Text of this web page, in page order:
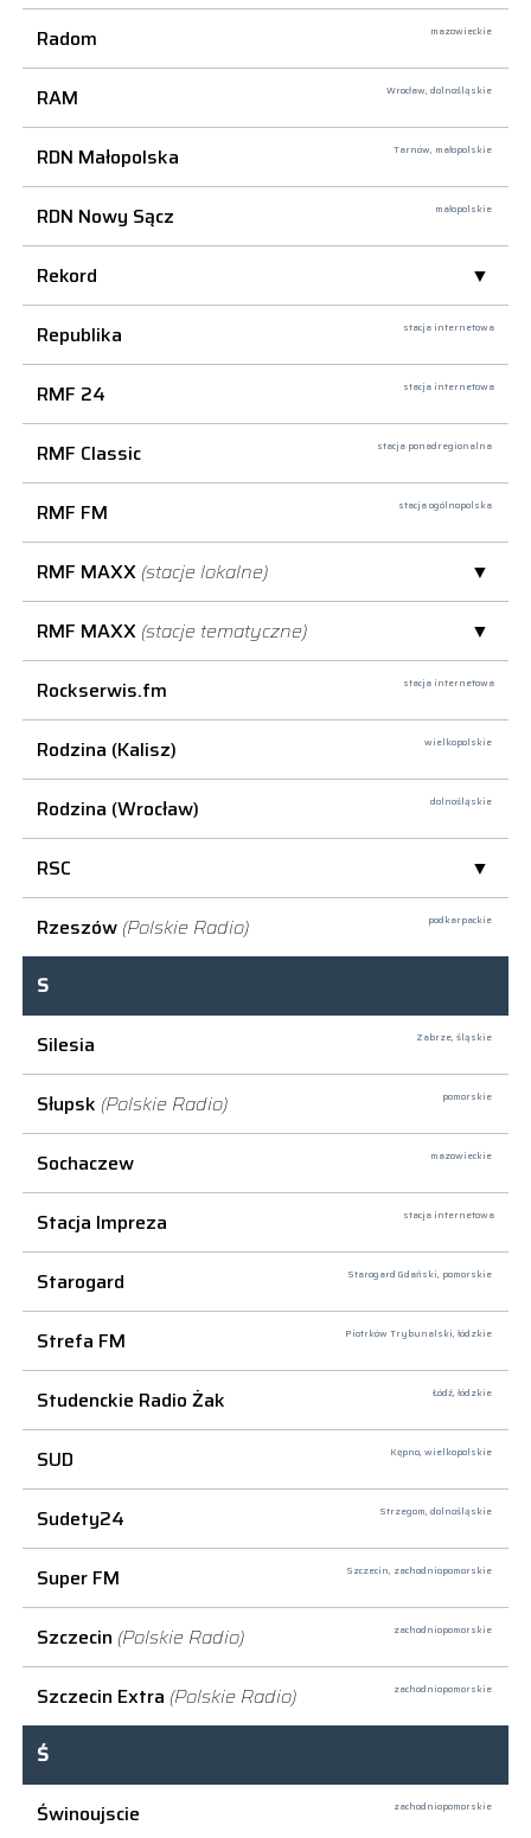
Radom mazowieckie
RAM Wrocław, dolnośląskie
RDN Małopolska Tarnów, małopolskie
RDN Nowy Sącz małopolskie
Rekord
Republika
stacja internetowa
RMF 24 stacja internetowa
RMF Classic stacja ponadregionalna
RMF FM stacja ogólnopolska
RMF MAXX (stacje lokalne)
RMF MAXX (stacje tematyczne)
Rockserwis.fm
stacja internetowa
Rodzina (Kalisz) wielkopolskie
Rodzina (Wrocław) dolnośląskie
RSC
Rzeszów (Polskie Radio) podkarpackie
S
Silesia
Zabrze, śląskie
Słupsk (Polskie Radio) pomorskie
Sochaczew mazowieckie
Stacja Impreza stacja internetowa
Starogard Starogard Gdański, pomorskie
Strefa FM Piotrków Trybunalski, łódzkie
Studenckie Radio Żak Łódź, łódzkie
SUD Kępno, wielkopolskie
Sudety24 Strzegom, dolnośląskie
Super FM Szczecin, zachodniopomorskie
Szczecin (Polskie Radio) zachodniopomorskie
Szczecin Extra (Polskie Radio) zachodniopomorskie
Ś
Świnoujscie
zachodniopomorskie